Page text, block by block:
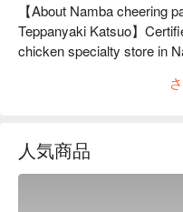
【About Namba cheering
Teppanyaki Katsuo】
chicken specialty store in
glasses!Namba Oen-dan
ingredients through unique
so both food and drinks
人気商品